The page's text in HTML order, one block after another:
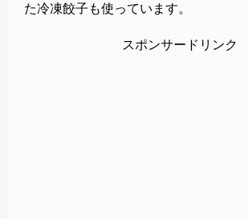
た冷凍餃子も使っています。
スポンサードリンク